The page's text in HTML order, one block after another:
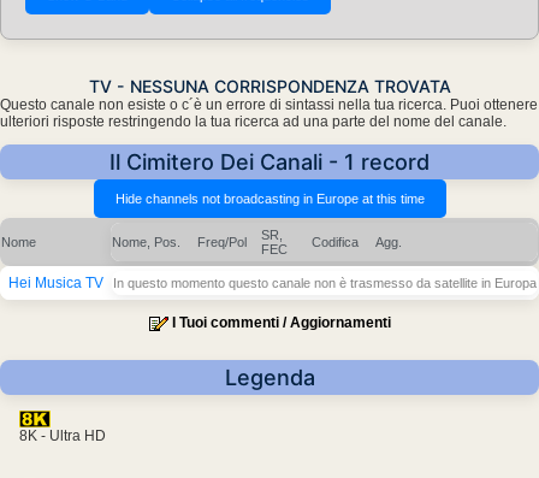
TV - NESSUNA CORRISPONDENZA TROVATA
Questo canale non esiste o c´è un errore di sintassi nella tua ricerca. Puoi ottenere
ulteriori risposte restringendo la tua ricerca ad una parte del nome del canale.
Il Cimitero Dei Canali - 1 record
Nome Nome, Pos. Freq/Pol
SR,
FEC
Codifica Agg.
Hei Musica TV In questo momento questo canale non è trasmesso da satellite in Europa
I Tuoi commenti / Aggiornamenti
Legenda
8K - Ultra HD